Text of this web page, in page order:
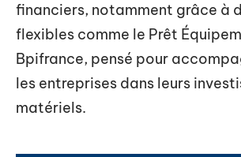
financiers, notamment grâce à
flexibles comme le Prêt
Bpifrance, pensé pour
les entreprises dans leurs
matériels.